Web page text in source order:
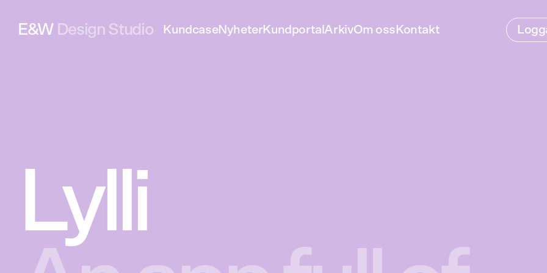
E&W Design Studio KundcaseNyheter Kundportal ArkivOm oss Kontakt
Lylli